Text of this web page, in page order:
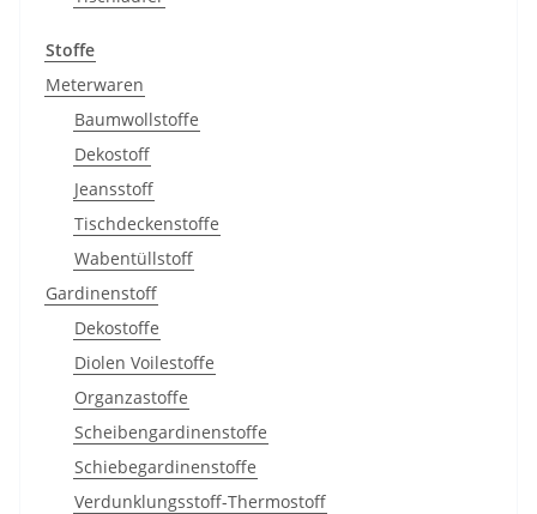
Stoffe
Meterwaren
Baumwollstoffe
Dekostoff
Jeansstoff
Tischdeckenstoffe
Wabentüllstoff
Gardinenstoff
Dekostoffe
Diolen Voilestoffe
Organzastoffe
Scheibengardinenstoffe
Schiebegardinenstoffe
Verdunklungsstoff-Thermostoff